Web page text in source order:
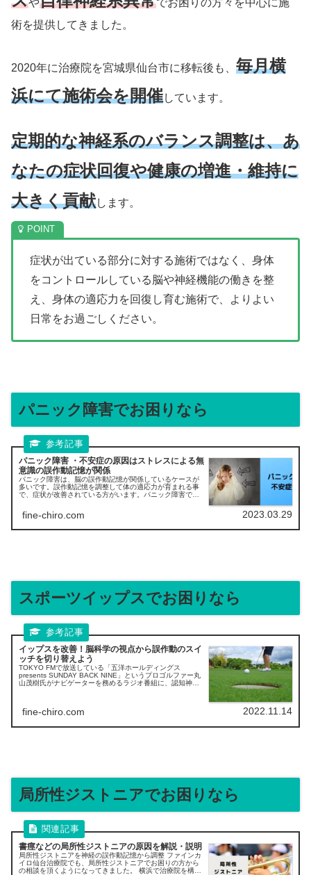
や
でお困りの方々を中心に施
術を提供してきました。
2020年に治療院を宮城県仙台市に移転後も、 毎月横
浜にて施術会を開催しています。
定期的な神経系のバランス調整は、あ
なたの症状回復や健康の増進・維持に
大きく貢献します。
症状が出ている部分に対する施術ではなく、身体
をコントロールしている脳や神経機能の働きを整
え、身体の適応力を回復し育む施術で、よりよい
日常をお過ごしください。
パニック障害でお困りなら
パニック障害 ・不安症の原因はストレスによる無
意識の誤作動記憶が関係
パニック障害は、脳の誤作動記憶が関係しているケースが
多いです。誤作動記憶を調整して体の適応力が育まれる事
で、症状が改善されている方がいます。パニック障害で病
fine-chiro.com 2023.03.29
スポーツイップスでお困りなら
イップスを改善！脳科学の視点から誤作動のスイ
ッチを切り替えよう
TOKYO FMで放送している「五洋ホールディングス
presents SUNDAY BACK NINE」というプロゴルファー丸
山茂樹氏がナビゲーターを務めるラジオ番組に、認知神経
fine-chiro.com 2022.11.14
局所性ジストニアでお困りなら
書痙などの局所性ジストニアの原因を解説・説明
局所性ジストニアを神経の誤作動記憶から調整 ファインカ
イロ仙台治療院でも、局所性ジストニアでお困りの方から
の相談を頂くようになってきました。 横浜で治療院を構え